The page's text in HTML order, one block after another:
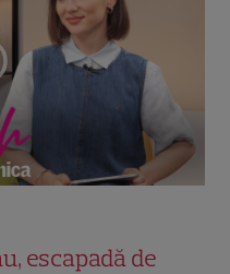
escapadă de